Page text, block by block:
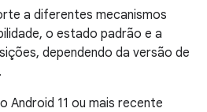
a diferentes mecanismos
o estado padrão e a
dependendo da versão de
Android 11 ou mais recente